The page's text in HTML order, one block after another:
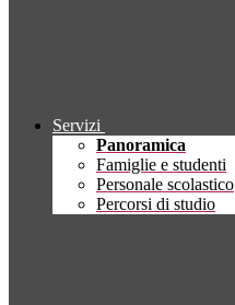
Servizi
Panoramica
Famiglie e studenti
Personale scolastico
Percorsi di studio